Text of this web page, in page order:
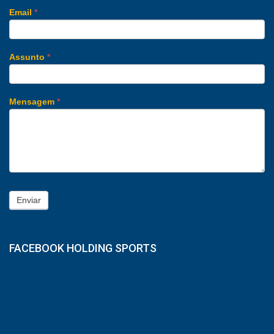
Email *
Assunto *
Mensagem *
Enviar
FACEBOOK HOLDING SPORTS